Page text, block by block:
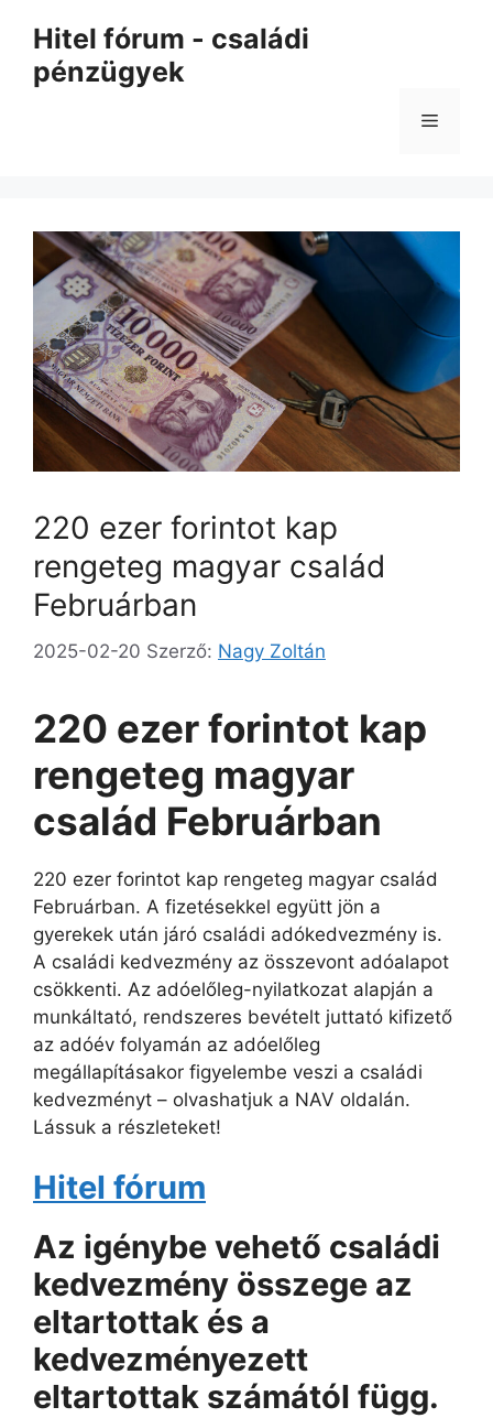
tartalomba
Hitel fórum - családi
pénzügyek
Menü
220 ezer forintot kap
rengeteg magyar család
Februárban
2025-02-20 Szerző: Nagy Zoltán
220 ezer forintot kap
rengeteg magyar
család Februárban
220 ezer forintot kap rengeteg magyar család
Februárban. A fizetésekkel együtt jön a
gyerekek után járó családi adókedvezmény is.
A családi kedvezmény az összevont adóalapot
csökkenti. Az adóelőleg-nyilatkozat alapján a
munkáltató, rendszeres bevételt juttató kifizető
az adóév folyamán az adóelőleg
megállapításakor figyelembe veszi a családi
kedvezményt – olvashatjuk a NAV oldalán.
Lássuk a részleteket!
Hitel fórum
Az igénybe vehető családi
kedvezmény összege az
eltartottak és a
kedvezményezett
eltartottak számától függ.